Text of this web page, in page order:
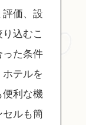
評価、設
込むこ
った条件
ホテルを
便利な機
ルも簡